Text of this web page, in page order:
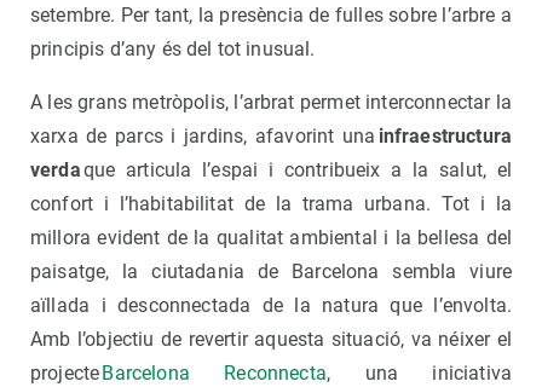
setembre. Per tant, la presència de fulles sobre l’arbre a
principis d’any és del tot inusual.
A les grans metròpolis, l’arbrat permet interconnectar la
xarxa de parcs i jardins, afavorint una infraestructura
verdaque articula l’espai i contribueix a la salut, el
confort i l’habitabilitat de la trama urbana. Tot i la
millora evident de la qualitat ambiental i la bellesa del
paisatge, la ciutadania de Barcelona sembla viure
aïllada i desconnectada de la natura que l’envolta.
Amb l’objectiu de revertir aquesta situació, va néixer el
projecte Barcelona Reconnecta, una iniciativa